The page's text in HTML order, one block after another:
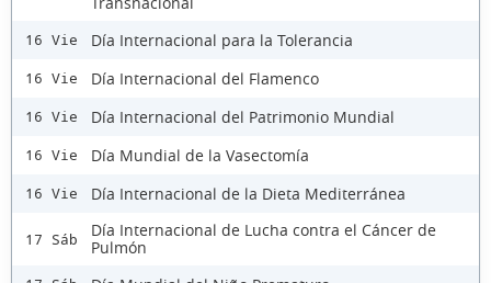
16 Vie Día Internacional para la Tolerancia
16 Vie Día Internacional del Flamenco
16 Vie Día Internacional del Patrimonio Mundial
16 Vie Día Mundial de la Vasectomía
16 Vie Día Internacional de la Dieta Mediterránea
17 Sáb
Día Internacional de Lucha contra el Cáncer de
Pulmón